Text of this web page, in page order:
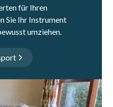
für Ihren
Sie Ihr Instrument
umziehen.